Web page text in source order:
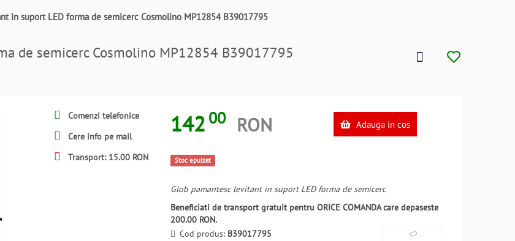
in suport LED forma de semicerc Cosmolino MP12854 B39017795
de semicerc Cosmolino MP12854 B39017795
Comenzi telefonice
Cere info pe mail
Transport: 15.00 RON
142 00 RON Adauga in cos
Stoc epuizat
Glob pamantesc levitant in suport LED forma de semicerc
Beneficiati de transport gratuit pentru ORICE COMANDA care depaseste
200.00 RON.
Cod produs: B39017795